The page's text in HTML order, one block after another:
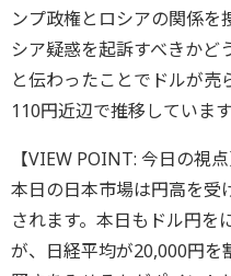
ンプ政権とロシアの関係を
シア疑惑を起訴すべきかど
と伝わったことでドルが
110円近辺で推移しています
【VIEW POINT: 今日の視点
本日の日本市場は円高を受
されます。本日もドル円を
が、日経平均が20,000円